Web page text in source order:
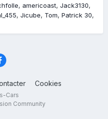
americoast Jack3130
Jicube Tom Patrick 30
Cookies
Cars
Community